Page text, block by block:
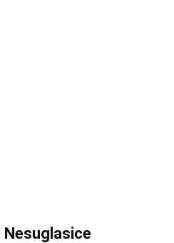
Nesuglasice